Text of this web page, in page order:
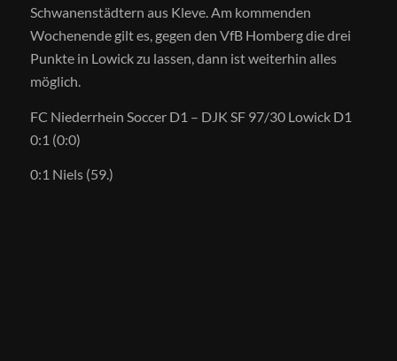
Schwanenstädtern aus Kleve. Am kommenden
Wochenende gilt es, gegen den VfB Homberg die drei
Punkte in Lowick zu lassen, dann ist weiterhin alles
möglich.
FC Niederrhein Soccer D1 – DJK SF 97/30 Lowick D1
0:1 (0:0)
0:1 Niels (59.)